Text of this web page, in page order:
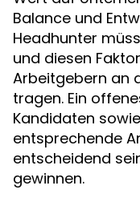
Balance und
Headhunter
und diesen
Arbeitgebern an
tragen. Ein
Kandidaten
entsprechende
entscheidend
gewinnen.